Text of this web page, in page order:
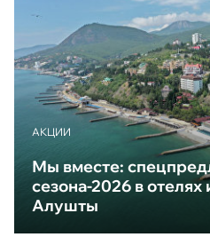
АКЦИИ
Мы вместе:
сезона-2026 в отелях
Алушты